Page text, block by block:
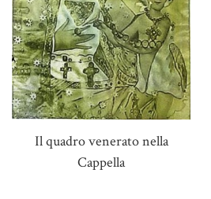
Il quadro venerato nella
Cappella